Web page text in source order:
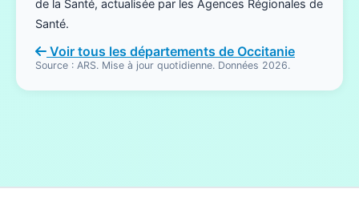
de la Santé, actualisée par les Agences Régionales de
Santé.
Voir tous les départements de Occitanie
Source : ARS. Mise à jour quotidienne. Données 2026.